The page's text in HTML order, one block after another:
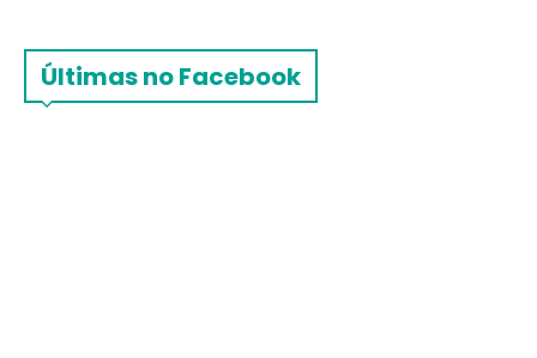
Últimas no Facebook